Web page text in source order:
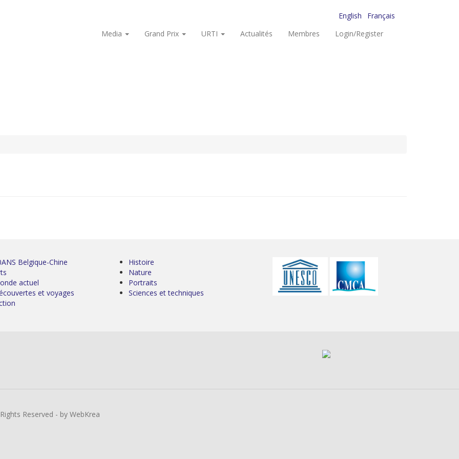
English
Français
Media
Grand Prix URTI Actualités Membres Login/Register
Belgique-Chine
actuel
et voyages
Histoire
Nature
Portraits
Sciences et techniques
Reserved - by WebKrea